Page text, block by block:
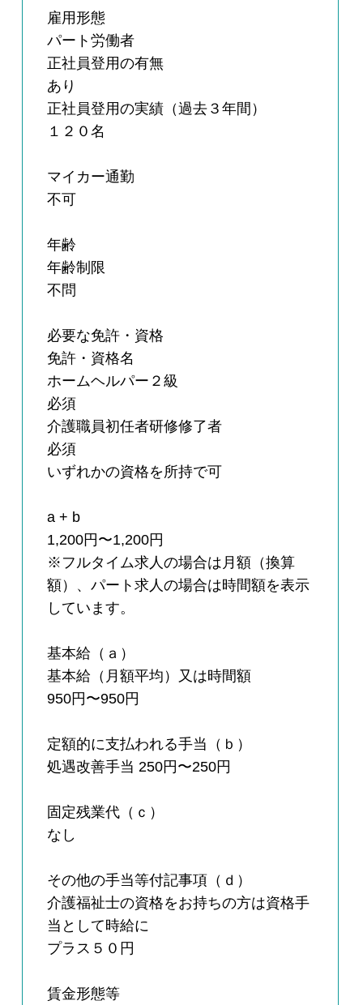
雇用形態
パート労働者
正社員登用の有無
あり
正社員登用の実績（過去３年間）
１２０名
マイカー通勤
不可
年齢
年齢制限
不問
必要な免許・資格
免許・資格名
ホームヘルパー２級
必須
介護職員初任者研修修了者
必須
いずれかの資格を所持で可
a + b
1,200円〜1,200円
※フルタイム求人の場合は月額（換算
額）、パート求人の場合は時間額を表示
しています。
基本給（ａ）
基本給（月額平均）又は時間額
950円〜950円
定額的に支払われる手当（ｂ）
処遇改善手当 250円〜250円
固定残業代（ｃ）
なし
その他の手当等付記事項（ｄ）
介護福祉士の資格をお持ちの方は資格手
当として時給に
プラス５０円
賃金形態等